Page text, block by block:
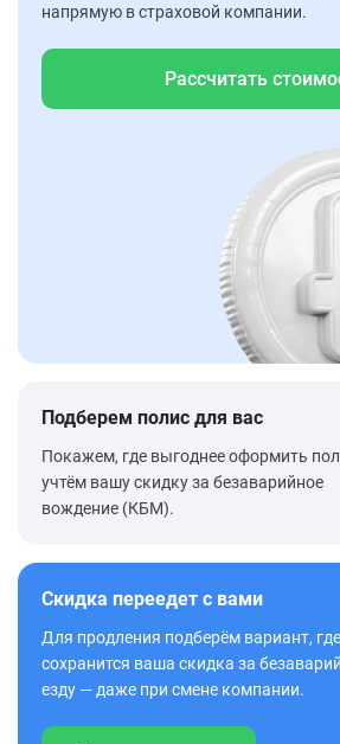
напрямую в страховой компании.
Рассчитать
Подберем полис для вас
Покажем, где выгоднее оформить
учтём вашу скидку за безаварийное
вождение (КБМ).
Скидка переедет с вами
Для продления подберём вариант, где
сохранится ваша скидка за
езду — даже при смене компании.